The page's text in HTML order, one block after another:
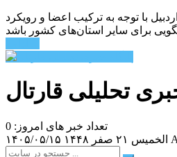
با توجه به ترکیب اعضا و رویکرد
تحلیلی قارتال
تعداد خبر های امروز: 0
۱۴۰۵/۰۵/۱۵
الخميس ۲۱ صفر ۱۴۴۸